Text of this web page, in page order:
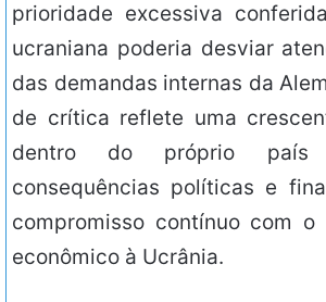
prioridade excessiva
ucraniana poderia desviar
das demandas internas da
de crítica reflete uma
dentro do próprio país
consequências políticas e
compromisso contínuo com
econômico à Ucrânia.